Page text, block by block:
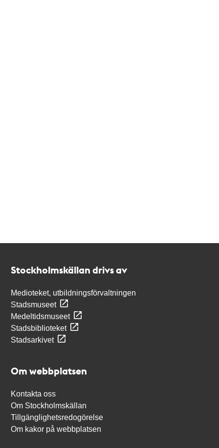
Stockholmskällan drivs av
Medioteket, utbildningsförvaltningen
Stadsmuseet
Medeltidsmuseet
Stadsbiblioteket
Stadsarkivet
Om webbplatsen
Kontakta oss
Om Stockholmskällan
Tillgänglighetsredogörelse
Om kakor på webbplatsen